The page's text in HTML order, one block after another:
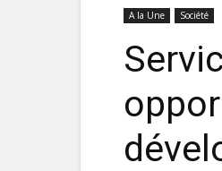
A la Une Société